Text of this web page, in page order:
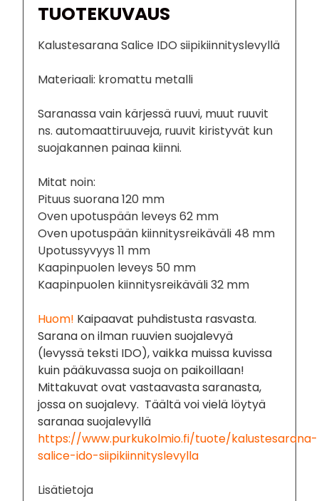
TUOTEKUVAUS
Kalustesarana Salice IDO siipikiinnityslevyllä
Materiaali: kromattu metalli
Saranassa vain kärjessä ruuvi, muut ruuvit
ns. automaattiruuveja, ruuvit kiristyvät kun
suojakannen painaa kiinni.
Mitat noin:
Pituus suorana 120 mm
Oven upotuspään leveys 62 mm
Oven upotuspään kiinnitysreikäväli 48 mm
Upotussyvyys 11 mm
Kaapinpuolen leveys 50 mm
Kaapinpuolen kiinnitysreikäväli 32 mm
Huom! Kaipaavat puhdistusta rasvasta.
Sarana on ilman ruuvien suojalevyä
(levyssä teksti IDO), vaikka muissa kuvissa
kuin pääkuvassa suoja on paikoillaan!
Mittakuvat ovat vastaavasta saranasta,
jossa on suojalevy. Täältä voi vielä löytyä
saranaa suojalevyllä
https://www.purkukolmio.fi/tuote/kalustesarana-
salice-ido-siipikiinnityslevylla
Lisätietoja